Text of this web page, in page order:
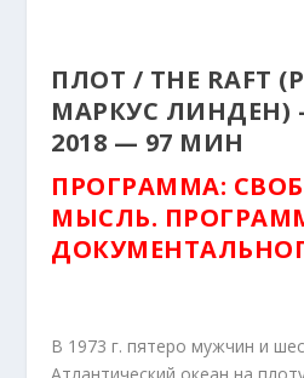
ПЛОТ / THE RAFT
МАРКУС ЛИНДЕН)
2018 — 97 МИН
ПРОГРАММА:
МЫСЛЬ.
В 1973 г. пятеро мужчин и